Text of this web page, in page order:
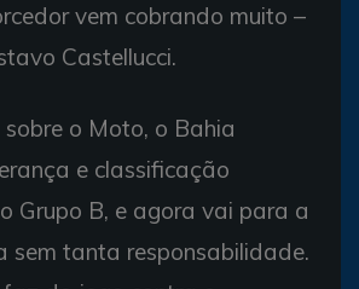
vem cobrando muito –
Castellucci.
o Moto, o Bahia
e classificação
Grupo B, e agora vai para a
sem tanta responsabilidade.